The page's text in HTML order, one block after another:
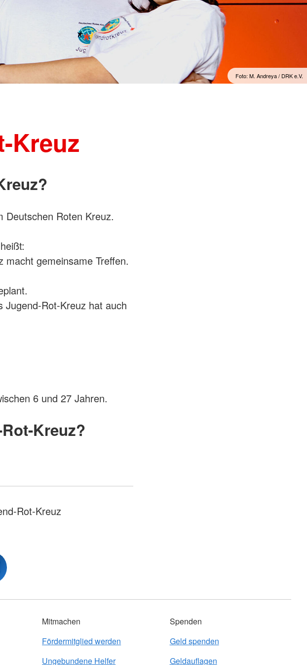
Foto: M. Andreya / DRK e.V.
Kreuz
Deutschen Roten Kreuz.
gemeinsame Treffen.
Jugend-Rot-Kreuz hat auch
6 und 27 Jahren.
Kreuz?
Rot-Kreuz
Mitmachen
Fördermitglied werden
Ungebundene Helfer
Spenden
Geld spenden
Geldauflagen